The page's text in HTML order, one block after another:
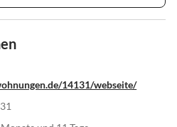
14131/webseite/